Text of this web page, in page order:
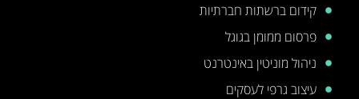
קידום ברשתות חברתיות
פרסום ממומן בגוגל
ניהול מוניטין באינטרנט
עיצוב גרפי לעסקים